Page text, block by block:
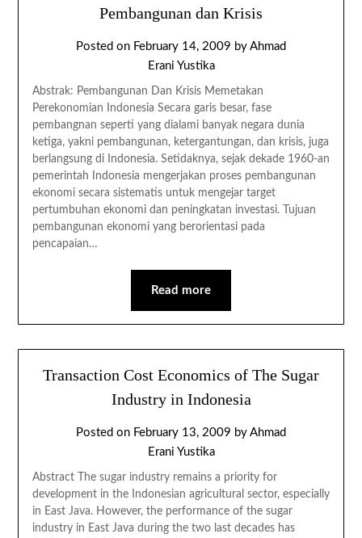
Pembangunan dan Krisis
Posted on February 14, 2009 by Ahmad
Erani Yustika
Abstrak: Pembangunan Dan Krisis Memetakan
Perekonomian Indonesia Secara garis besar, fase
pembangnan seperti yang dialami banyak negara dunia
ketiga, yakni pembangunan, ketergantungan, dan krisis, juga
berlangsung di Indonesia. Setidaknya, sejak dekade 1960-an
pemerintah Indonesia mengerjakan proses pembangunan
ekonomi secara sistematis untuk mengejar target
pertumbuhan ekonomi dan peningkatan investasi. Tujuan
pembangunan ekonomi yang berorientasi pada
pencapaian…
Read more
Transaction Cost Economics of The Sugar
Industry in Indonesia
Posted on February 13, 2009 by Ahmad
Erani Yustika
Abstract The sugar industry remains a priority for
development in the Indonesian agricultural sector, especially
in East Java. However, the performance of the sugar
industry in East Java during the two last decades has